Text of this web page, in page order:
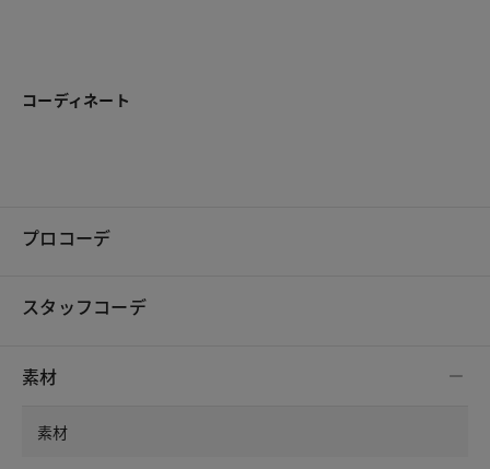
コーディネート
プロコーデ
スタッフコーデ
素材
素材